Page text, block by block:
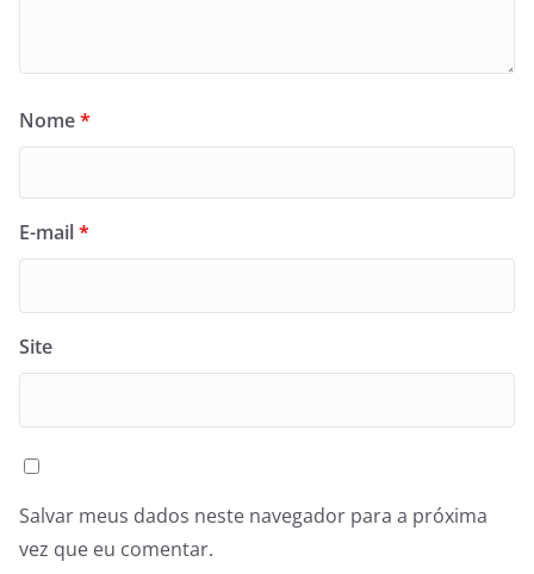
Nome*
E-mail*
Site
Salvar meus dados neste navegador para a próxima
vez que eu comentar.